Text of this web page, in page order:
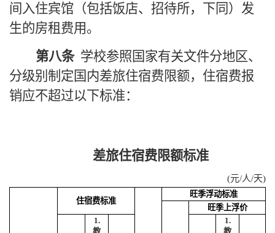
间入住宾馆（包括饭店、招待所，下同）发
生的房租费用。
第八条 学校参照国家有关文件分地区、
分级别制定国内差旅住宿费限额，住宿费报
销应不超过以下标准：
差旅住宿费限额标准
(元/人/天)
住宿费标准
旺季浮动标准
旺季上浮价
1.
1.